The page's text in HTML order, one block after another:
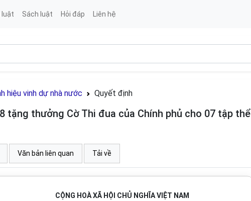
luật Sách luật Hỏi đáp Liên hệ
hiệu vinh dự nhà nước Quyết định
tặng thưởng Cờ Thi đua của Chính phủ cho 07 tập thể
Văn bản liên quan Tải về
CỘNG HOÀ XÃ HỘI CHỦ NGHĨA VIỆT NAM